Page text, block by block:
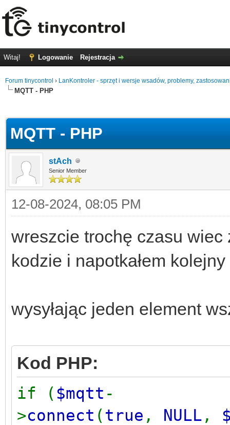
Witaj! Logowanie Rejestracja
Forum tinycontrol › LanKontroler - sprzęt i wersje wsadów, problemy,
MQTT - PHP
MQTT - PHP
stAch
Senior Member
12-08-2024, 08:05 PM
wreszcie trochę czasu wiec
kodzie i napotkałem
wysyłając jeden element
Kod PHP:
if ($mqtt -
>connect (true , NULL ,